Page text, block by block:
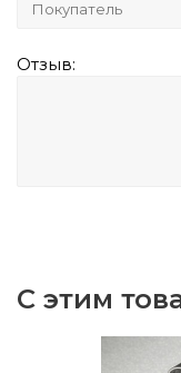
Отзыв:
С этим